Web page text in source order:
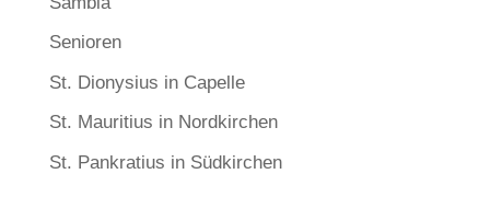
Senioren
St. Dionysius in Capelle
St. Mauritius in Nordkirchen
St. Pankratius in Südkirchen